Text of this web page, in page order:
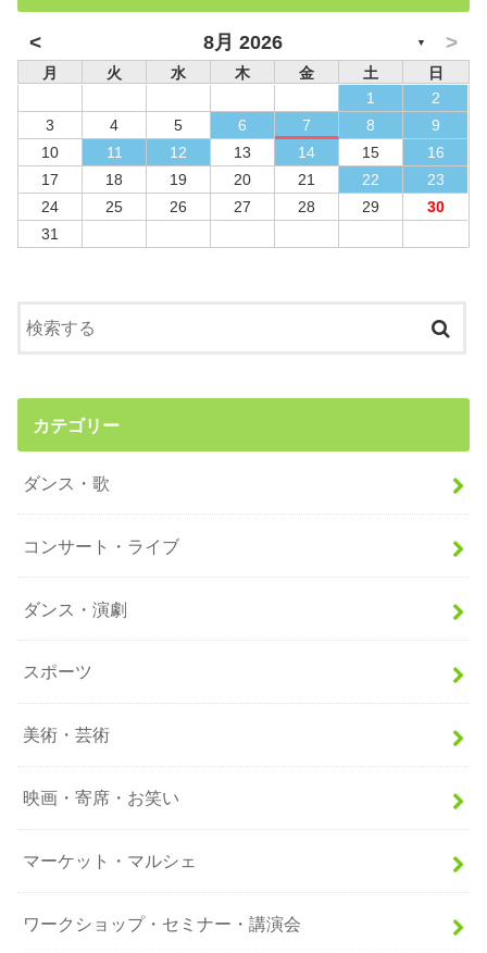
< 8月 2026 ▼ >
月 火 水 木 金 土
日
1
2
3
4 5 6 7 8
9
10
11 12 13 14 15
16
17
18 19 20 21 22
23
24
25 26 27 28 29
30
31
カテゴリー
ダンス・歌
コンサート・ライブ
ダンス・演劇
スポーツ
美術・芸術
映画・寄席・お笑い
マーケット・マルシェ
ワークショップ・セミナー・講演会